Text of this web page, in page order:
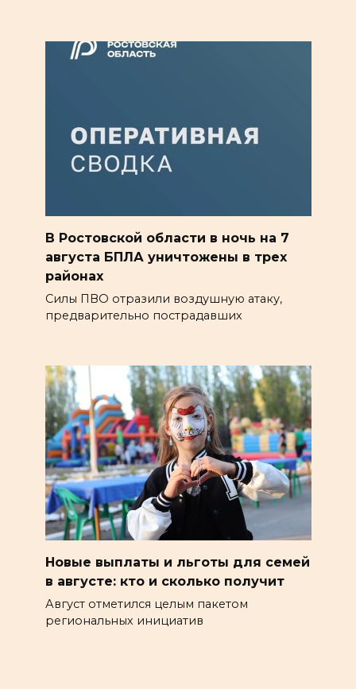
В Ростовской области в ночь на 7
августа БПЛА уничтожены в трех
районах
Силы ПВО отразили воздушную атаку,
предварительно пострадавших
Новые выплаты и льготы для семей
в августе: кто и сколько получит
Август отметился целым пакетом
региональных инициатив